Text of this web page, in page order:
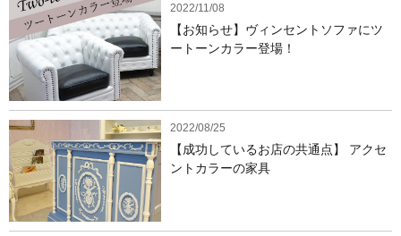
2022/11/08
【お知らせ】ヴィンセントソファにツ
ートーンカラー登場！
2022/08/25
【成功しているお店の共通点】 アクセ
ントカラーの家具